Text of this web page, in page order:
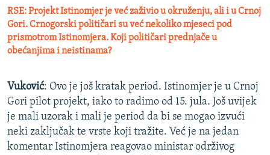
RSE: Projekt Istinomjer je već zaživio u okruženju, ali i u Crnoj
Gori. Crnogorski političari su već nekoliko mjeseci pod
prismotrom Istinomjera. Koji političari prednjače u
obećanjima i neistinama?
Vuković: Ovo je još kratak period. Istinomjer je u Crnoj
Gori pilot projekt, iako to radimo od 15. jula. Još uvijek
je mali uzorak i mali je period da bi se mogao izvući
neki zaključak te vrste koji tražite. Već je na jedan
komentar Istinomjera reagovao ministar održivog